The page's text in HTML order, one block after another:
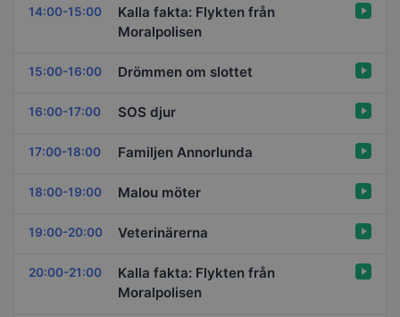
14:00-15:00
Kalla fakta: Flykten från
Moralpolisen
15:00-16:00 Drömmen om slottet
16:00-17:00 SOS djur
17:00-18:00 Familjen Annorlunda
18:00-19:00 Malou möter
19:00-20:00 Veterinärerna
20:00-21:00
Kalla fakta: Flykten från
Moralpolisen